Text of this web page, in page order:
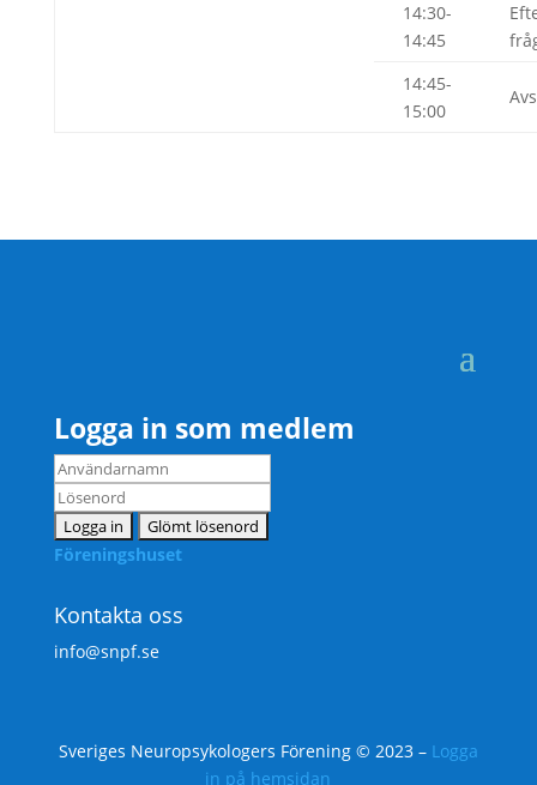
14:30-
14:45
14:45-
15:00
Logga in som medlem
Föreningshuset
Kontakta oss
info@snpf.se
Sveriges Neuropsykologers Förening © 2023 – Logga
in på hemsidan